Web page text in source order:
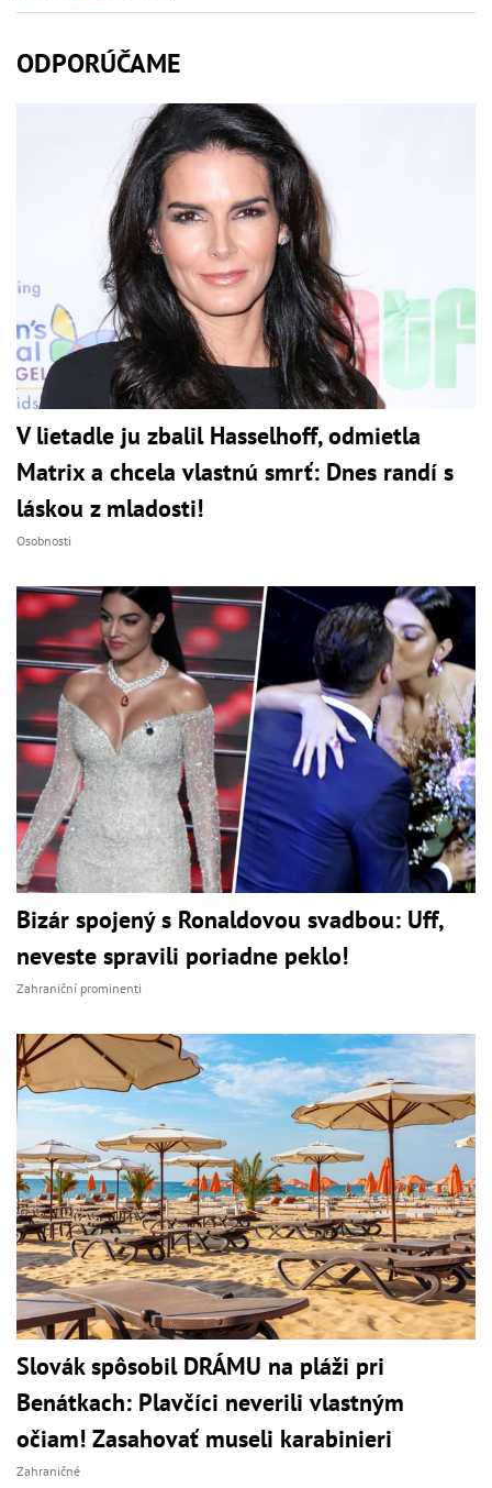
ODPORÚČAME
V lietadle ju zbalil Hasselhoff, odmietla
Matrix a chcela vlastnú smrť: Dnes randí s
láskou z mladosti!
Osobnosti
Bizár spojený s Ronaldovou svadbou: Uff,
neveste spravili poriadne peklo!
Zahraniční prominenti
Slovák spôsobil DRÁMU na pláži pri
Benátkach: Plavčíci neverili vlastným
očiam! Zasahovať museli karabinieri
Zahraničné